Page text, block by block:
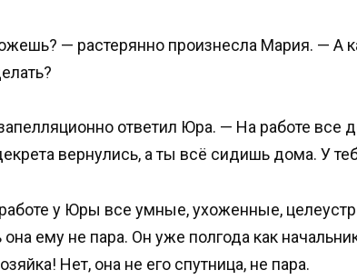
— растерянно произнесла Мария. — А
ответил Юра. — На работе все
вернулись, а ты всё сидишь дома. У
у Юры все умные, ухоженные,
ему не пара. Он уже полгода как
Нет, она не его спутница, не пара.